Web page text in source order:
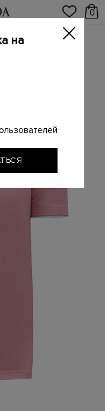
0
с двойной
на